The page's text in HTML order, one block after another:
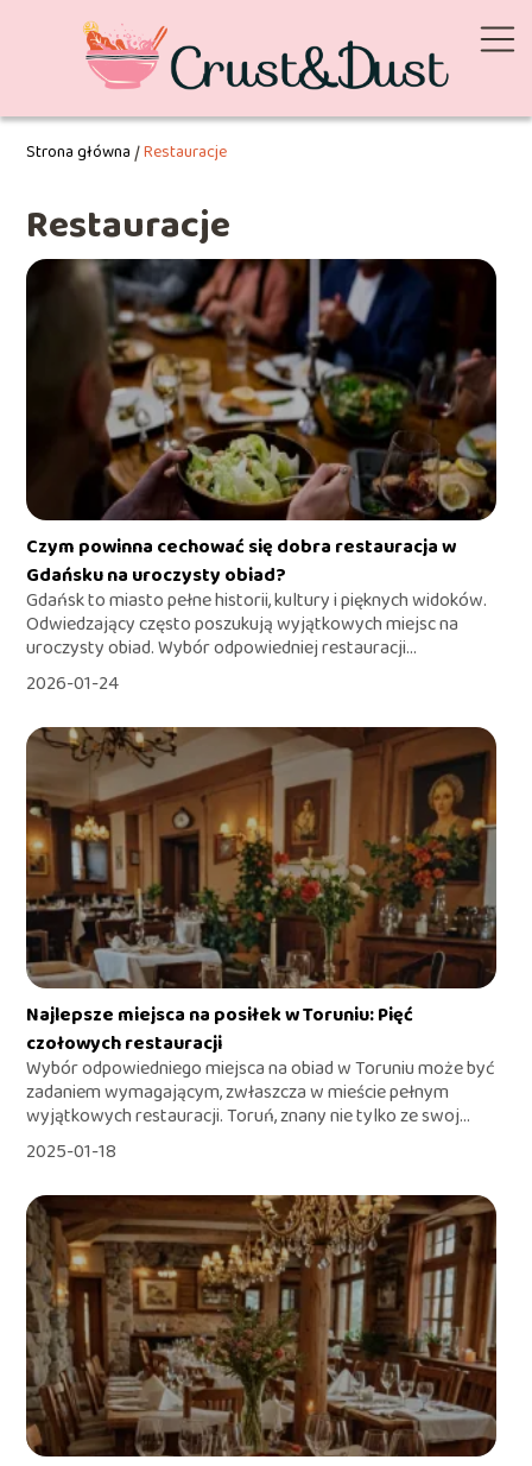
Strona główna/Restauracje
Restauracje
Czym powinna cechować się dobra restauracja w
Gdańsku na uroczysty obiad?
Gdańsk to miasto pełne historii, kultury i pięknych widoków.
Odwiedzający często poszukują wyjątkowych miejsc na
uroczysty obiad. Wybór odpowiedniej restauracji...
2026-01-24
Najlepsze miejsca na posiłek w Toruniu: Pięć
czołowych restauracji
Wybór odpowiedniego miejsca na obiad w Toruniu może być
zadaniem wymagającym, zwłaszcza w mieście pełnym
wyjątkowych restauracji. Toruń, znany nie tylko ze swoj...
2025-01-18